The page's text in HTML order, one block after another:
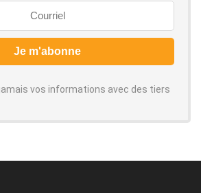
vos informations avec des tiers